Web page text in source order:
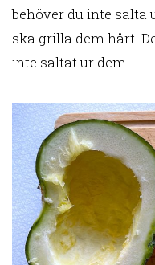
behöver du inte salta
ska grilla dem hårt.
inte saltat ur dem.